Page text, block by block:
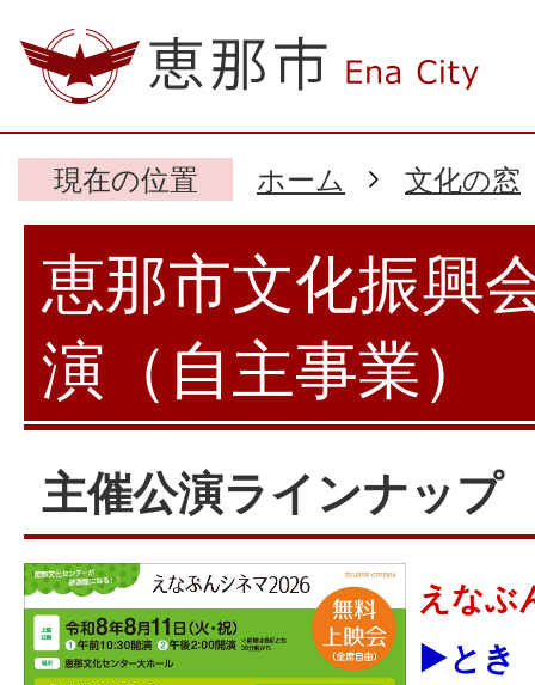
現在の位置 ホーム 文化の窓
恵那市文化振興
演（自主事業）
主催公演ラインナップ
えなぶ
▶とき